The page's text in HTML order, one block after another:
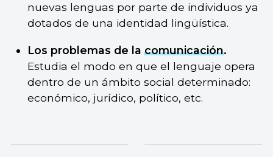
nuevas lenguas por parte de individuos ya
dotados de una identidad lingüística.
Los problemas de lacomunicación.
Estudia el modo en que el lenguaje opera
dentro de un ámbito social determinado:
económico, jurídico, político, etc.